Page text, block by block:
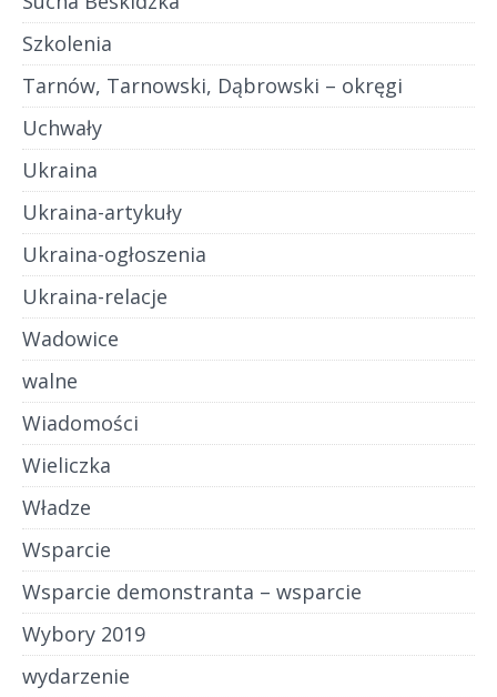
Szkolenia
Tarnów, Tarnowski, Dąbrowski – okręgi
Uchwały
Ukraina
Ukraina-artykuły
Ukraina-ogłoszenia
Ukraina-relacje
Wadowice
walne
Wiadomości
Wieliczka
Władze
Wsparcie
Wsparcie demonstranta – wsparcie
Wybory 2019
wydarzenie